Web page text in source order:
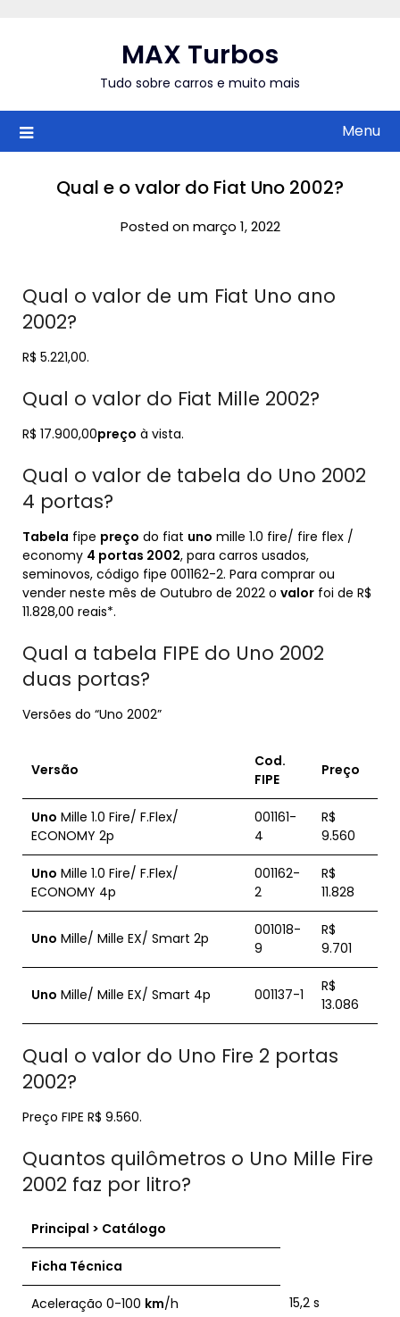
MAX Turbos
Tudo sobre carros e muito mais
Menu
Qual e o valor do Fiat Uno 2002?
Posted on março 1, 2022
Qual o valor de um Fiat Uno ano
2002?
R$ 5.221,00.
Qual o valor do Fiat Mille 2002?
R$ 17.900,00preço à vista.
Qual o valor de tabela do Uno 2002
4 portas?
Tabela fipe preço do fiat uno mille 1.0 fire/ fire flex /
economy 4 portas 2002, para carros usados,
seminovos, código fipe 001162-2. Para comprar ou
vender neste mês de Outubro de 2022 o valor foi de R$
11.828,00 reais*.
Qual a tabela FIPE do Uno 2002
duas portas?
Versões do “Uno 2002”
Versão
Cod.
FIPE
Preço
Uno Mille 1.0 Fire/ F.Flex/
ECONOMY 2p
001161-
4
R$
9.560
Uno Mille 1.0 Fire/ F.Flex/
ECONOMY 4p
001162-
2
R$
11.828
Uno Mille/ Mille EX/ Smart 2p
001018-
9
R$
9.701
Uno Mille/ Mille EX/ Smart 4p 001137-1
R$
13.086
Qual o valor do Uno Fire 2 portas
2002?
Preço FIPE R$ 9.560.
Quantos quilômetros o Uno Mille Fire
2002 faz por litro?
Principal > Catálogo
Ficha Técnica
Aceleração 0-100 km/h 15,2 s